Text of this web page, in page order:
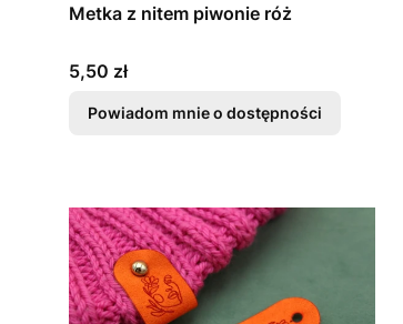
Metka z nitem piwonie róż
Cena
5,50 zł
Powiadom mnie o dostępności